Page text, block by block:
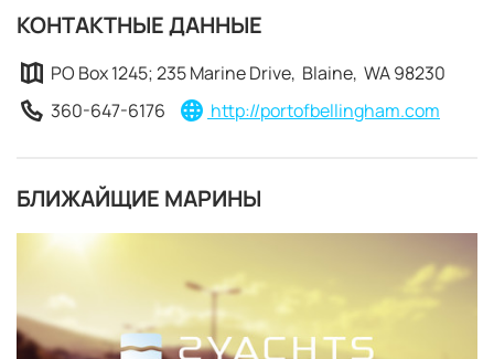
КОНТАКТНЫЕ ДАННЫЕ
PO Box 1245; 235 Marine Drive, Blaine, WA 98230
360-647-6176
http://portofbellingham.com
БЛИЖАЙЩИЕ МАРИНЫ
ЗАБРОНИРОВАТЬ